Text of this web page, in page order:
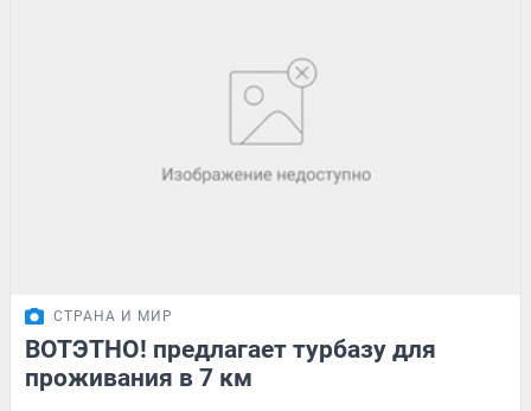
СТРАНА И МИР
ВОТЭТНО! предлагает турбазу для
проживания в 7 км